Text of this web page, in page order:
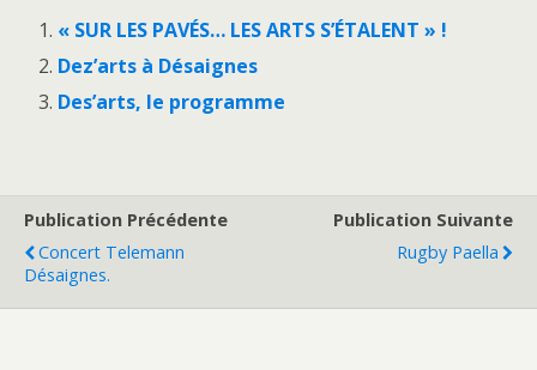
« SUR LES PAVÉS… LES ARTS S’ÉTALENT » !
Dez’arts à Désaignes
Des’arts, le programme
Publication Précédente
Concert Telemann
Désaignes.
Publication Suivante
Rugby Paella